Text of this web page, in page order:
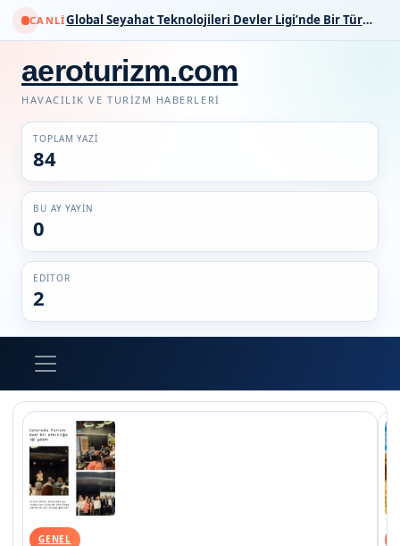
CANLI Global Seyahat Teknolojileri Devler Ligi’nde Bir Türk İmzası
aeroturizm.com
HAVACILIK VE TURIZM HABERLERI
TOPLAM YAZI
84
BU AY YAYIN
0
EDITOR
2
GENEL